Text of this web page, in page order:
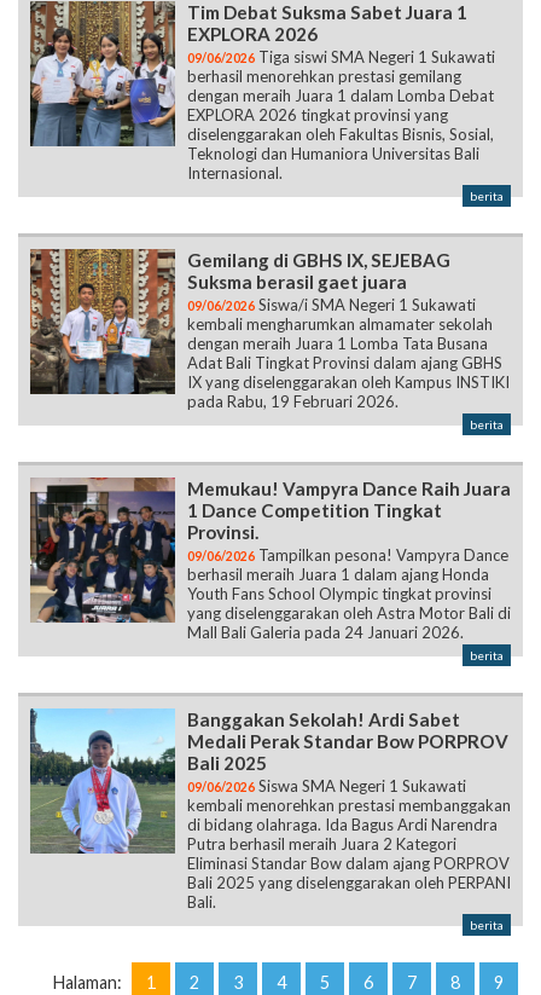
Tim Debat Suksma Sabet Juara 1
EXPLORA 2026
09/06/2026 Tiga siswi SMA Negeri 1 Sukawati
berhasil menorehkan prestasi gemilang
dengan meraih Juara 1 dalam Lomba Debat
EXPLORA 2026 tingkat provinsi yang
diselenggarakan oleh Fakultas Bisnis, Sosial,
Teknologi dan Humaniora Universitas Bali
Internasional.
berita
Gemilang di GBHS IX, SEJEBAG
Suksma berasil gaet juara
09/06/2026 Siswa/i SMA Negeri 1 Sukawati
kembali mengharumkan almamater sekolah
dengan meraih Juara 1 Lomba Tata Busana
Adat Bali Tingkat Provinsi dalam ajang GBHS
IX yang diselenggarakan oleh Kampus INSTIKI
pada Rabu, 19 Februari 2026.
berita
Memukau! Vampyra Dance Raih Juara
1 Dance Competition Tingkat
Provinsi.
09/06/2026 Tampilkan pesona! Vampyra Dance
berhasil meraih Juara 1 dalam ajang Honda
Youth Fans School Olympic tingkat provinsi
yang diselenggarakan oleh Astra Motor Bali di
Mall Bali Galeria pada 24 Januari 2026.
berita
Banggakan Sekolah! Ardi Sabet
Medali Perak Standar Bow PORPROV
Bali 2025
09/06/2026 Siswa SMA Negeri 1 Sukawati
kembali menorehkan prestasi membanggakan
di bidang olahraga. Ida Bagus Ardi Narendra
Putra berhasil meraih Juara 2 Kategori
Eliminasi Standar Bow dalam ajang PORPROV
Bali 2025 yang diselenggarakan oleh PERPANI
Bali.
berita
Halaman: 1 2 3 4 5 6 7 8 9